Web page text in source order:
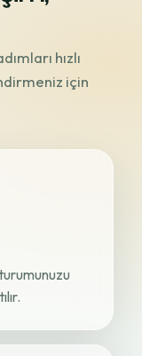
hızlı
için